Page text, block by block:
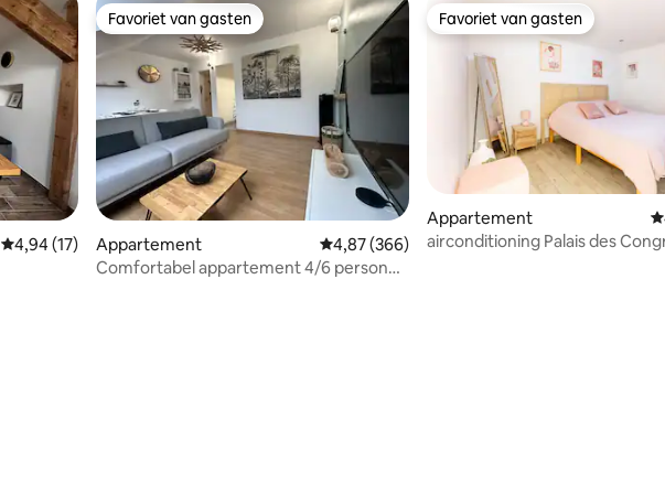
Gemiddelde beoordeling van 4,94 uit 5, 17 recensies
4,94 (17)
Favoriet van gasten
Favoriet van gasten
Appartement Gemiddelde beoordeling van 4,87 uit 5, 366
4,87 (366)
Comfortabel appartement 4/6 personen
Favoriet van gasten
Favoriet van gasten
Appartement
airconditioning Palais des